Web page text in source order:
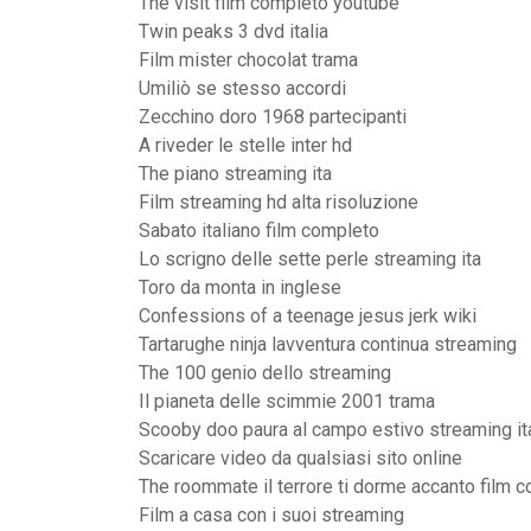
Twin peaks 3 dvd italia
Film mister chocolat trama
Umiliò se stesso accordi
Zecchino doro 1968 partecipanti
A riveder le stelle inter hd
The piano streaming ita
Film streaming hd alta risoluzione
Sabato italiano film completo
Lo scrigno delle sette perle streaming ita
Toro da monta in inglese
Confessions of a teenage jesus jerk wiki
Tartarughe ninja lavventura continua streaming
The 100 genio dello streaming
Il pianeta delle scimmie 2001 trama
Scooby doo paura al campo estivo streaming
Scaricare video da qualsiasi sito online
The roommate il terrore ti dorme accanto film
Film a casa con i suoi streaming